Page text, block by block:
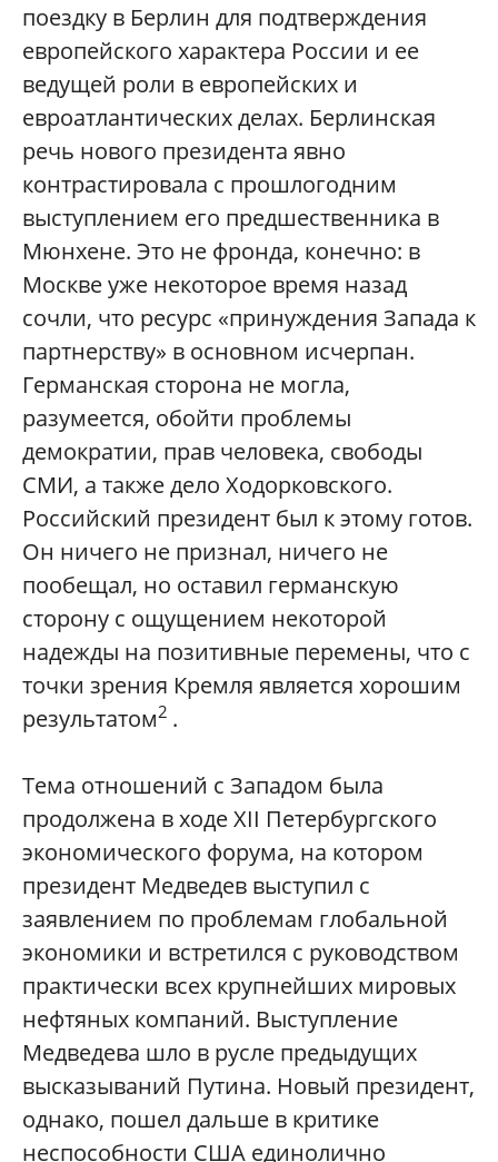
поездку в Берлин для подтверждения
европейского характера России и ее
ведущей роли в европейских и
евроатлантических делах. Берлинская
речь нового президента явно
контрастировала с прошлогодним
выступлением его предшественника в
Мюнхене. Это не фронда, конечно: в
Москве уже некоторое время назад
сочли, что ресурс «принуждения Запада к
партнерству» в основном исчерпан.
Германская сторона не могла,
разумеется, обойти проблемы
демократии, прав человека, свободы
СМИ, а также дело Ходорковского.
Российский президент был к этому готов.
Он ничего не признал, ничего не
пообещал, но оставил германскую
сторону с ощущением некоторой
надежды на позитивные перемены, что с
точки зрения Кремля является хорошим
результатом2 .
Тема отношений с Западом была
продолжена в ходе XII Петербургского
экономического форума, на котором
президент Медведев выступил с
заявлением по проблемам глобальной
экономики и встретился с руководством
практически всех крупнейших мировых
нефтяных компаний. Выступление
Медведева шло в русле предыдущих
высказываний Путина. Новый президент,
однако, пошел дальше в критике
неспособности США единолично